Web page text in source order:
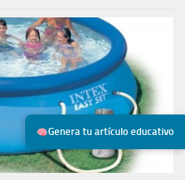
Genera tu artículo educativo